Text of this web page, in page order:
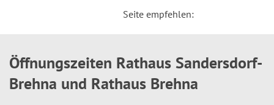
Seite empfehlen:
Öffnungszeiten Rathaus Sandersdorf-
Brehna und Rathaus Brehna